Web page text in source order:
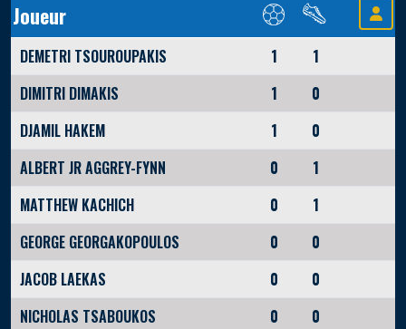
Joueur
DEMETRI TSOUROUPAKIS 1
1
DIMITRI DIMAKIS
1
0
DJAMIL HAKEM
1
0
ALBERT JR AGGREY-FYNN
0
1
MATTHEW KACHICH
0
1
GEORGE GEORGAKOPOULOS
0
0
JACOB LAEKAS
0
0
NICHOLAS TSABOUKOS
0
0